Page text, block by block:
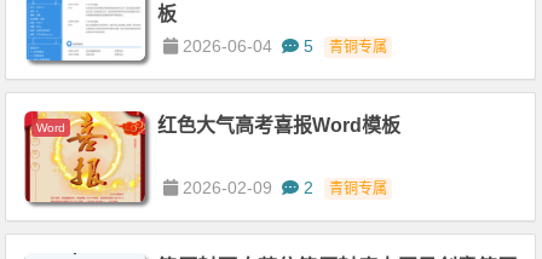
板
2026-06-04 5 青铜专属
Word 红色大气高考喜报Word模板
2026-02-09 2 青铜专属